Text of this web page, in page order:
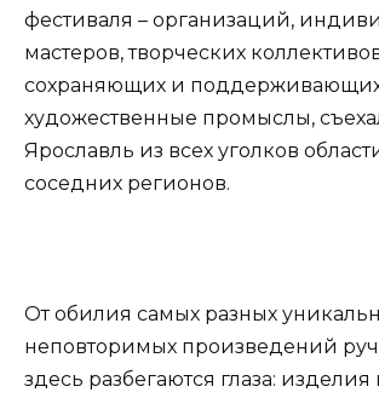
фестиваля – организаций,
мастеров, творческих
сохраняющих и
художественные промыслы,
Ярославль из всех уголков
соседних регионов.
От обилия самых разных
неповторимых произведений
здесь разбегаются глаза: изделия